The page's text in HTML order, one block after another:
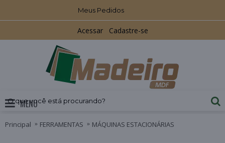
Meus Pedidos
Acessar Cadastre-se
MENU
Principal FERRAMENTAS MÁQUINAS ESTACIONÁRIAS